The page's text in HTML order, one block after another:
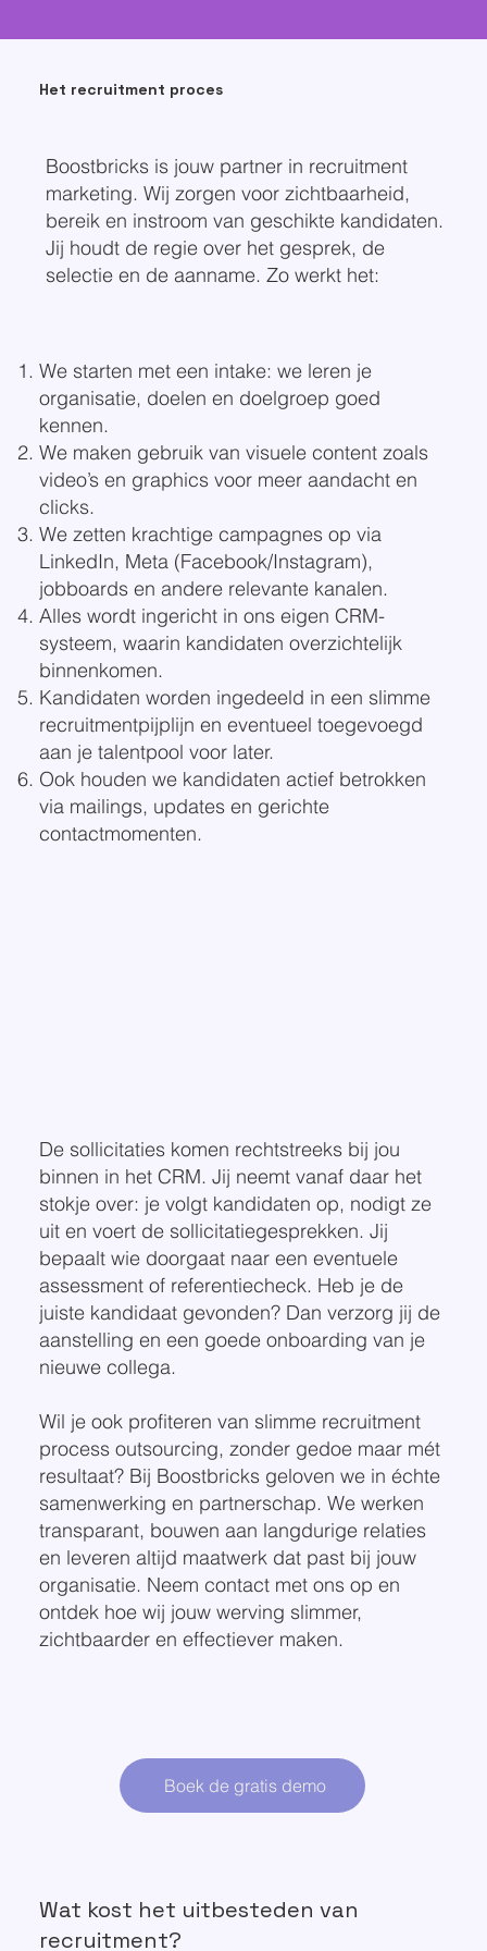
Het recruitment proces
Boostbricks is jouw partner in recruitment
marketing. Wij zorgen voor zichtbaarheid,
bereik en instroom van geschikte kandidaten.
Jij houdt de regie over het gesprek, de
selectie en de aanname. Zo werkt het:
We starten met een intake: we leren je
organisatie, doelen en doelgroep goed
kennen.
We maken gebruik van visuele content zoals
video’s en graphics voor meer aandacht en
clicks.
We zetten krachtige campagnes op via
LinkedIn, Meta (Facebook/Instagram),
jobboards en andere relevante kanalen.
Alles wordt ingericht in ons eigen CRM-
systeem, waarin kandidaten overzichtelijk
binnenkomen.
Kandidaten worden ingedeeld in een slimme
recruitmentpijplijn en eventueel toegevoegd
aan je talentpool voor later.
Ook houden we kandidaten actief betrokken
via mailings, updates en gerichte
contactmomenten.
De sollicitaties komen rechtstreeks bij jou
binnen in het CRM. Jij neemt vanaf daar het
stokje over: je volgt kandidaten op, nodigt ze
uit en voert de sollicitatiegesprekken. Jij
bepaalt wie doorgaat naar een eventuele
assessment of referentiecheck. Heb je de
juiste kandidaat gevonden? Dan verzorg jij de
aanstelling en een goede onboarding van je
nieuwe collega.
Wil je ook profiteren van slimme recruitment
process outsourcing, zonder gedoe maar mét
resultaat? Bij Boostbricks geloven we in échte
samenwerking en partnerschap. We werken
transparant, bouwen aan langdurige relaties
en leveren altijd maatwerk dat past bij jouw
organisatie. Neem contact met ons op en
ontdek hoe wij jouw werving slimmer,
zichtbaarder en effectiever maken.
Boek de gratis demo
Wat kost het uitbesteden van
recruitment?